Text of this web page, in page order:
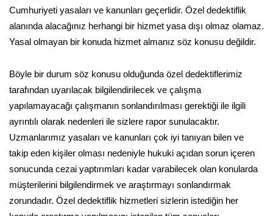
Cumhuriyeti yasaları ve kanunları geçerlidir. Özel dedektiflik
alanında alacağınız herhangi bir hizmet yasa dışı olmaz olamaz.
Yasal olmayan bir konuda hizmet almanız söz konusu değildir.
Böyle bir durum söz konusu olduğunda özel dedektiflerimiz
tarafından uyarılacak bilgilendirilecek ve çalışma
yapılamayacağı çalışmanın sonlandırılması gerektiği ile ilgili
ayrıntılı olarak nedenleri ile sizlere rapor sunulacaktır.
Uzmanlarımız yasaları ve kanunları çok iyi tanıyan bilen ve
takip eden kişiler olması nedeniyle hukuki açıdan sorun içeren
sonucunda cezai yaptırımları kadar varabilecek olan konularda
müşterilerini bilgilendirmek ve araştırmayı sonlandırmak
zorundadır. Özel dedektiflik hizmetleri sizlerin istediğin her